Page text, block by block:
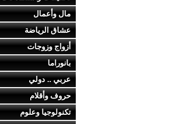
مال وأعمال
عشاق الرياضة
أزواج وزوجات
بانوراما
عربي .. دولي
حروف وأقلام
تكنولوجيا وعلوم